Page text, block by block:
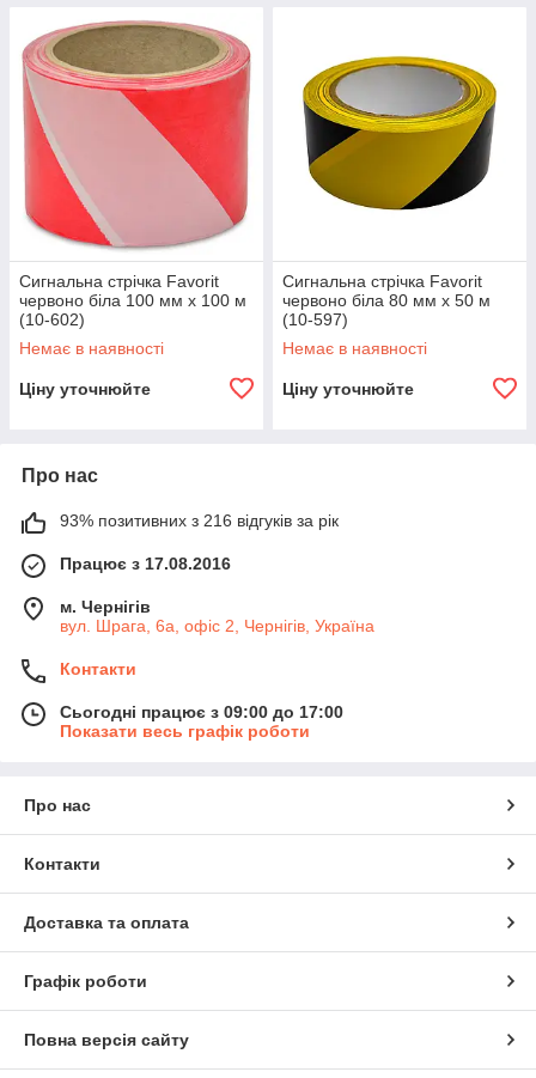
Сигнальна стрічка Favorit
червоно біла 100 мм х 100 м
(10-602)
Немає в наявності
Ціну уточнюйте
Сигнальна стрічка Favorit
червоно біла 80 мм х 50 м
(10-597)
Немає в наявності
Ціну уточнюйте
Про нас
93% позитивних з 216 відгуків за рік
Працює з 17.08.2016
м. Чернігів
вул. Шрага, 6а, офіс 2, Чернігів, Україна
Контакти
Сьогодні працює з 09:00 до 17:00
Показати весь графік роботи
Про нас
Контакти
Доставка та оплата
Графік роботи
Повна версія сайту